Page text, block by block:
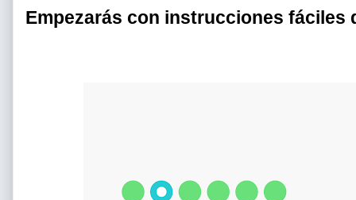
Empezarás con instrucciones fáciles